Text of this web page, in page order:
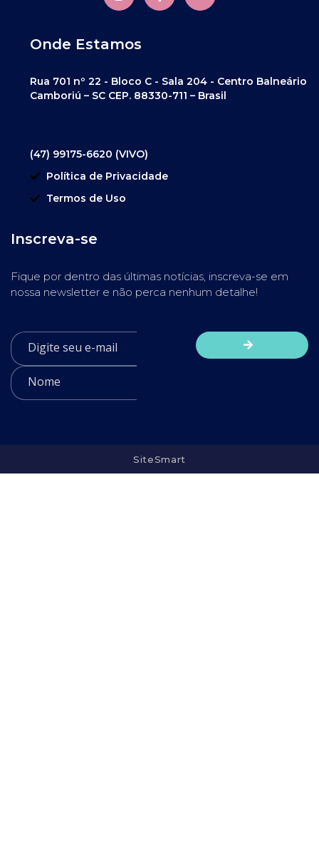
Onde Estamos
Rua 701 nº 22 - Bloco C - Sala 204 - Centro Balneário
Camboriú – SC CEP. 88330-711 – Brasil
(47) 99175-6620 (VIVO)
Política de Privacidade
Termos de Uso
Inscreva-se
Fique por dentro das últimas notícias, inscreva-se em
nossa newsletter e não perca nenhum detalhe!
SiteSmart